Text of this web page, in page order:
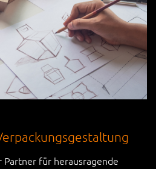
Partner für herausragende